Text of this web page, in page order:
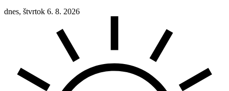
dnes, štvrtok 6. 8. 2026